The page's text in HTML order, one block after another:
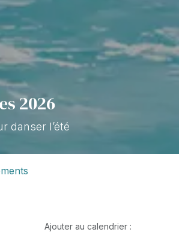
2026
danser l’été
Ajouter au calendrier :